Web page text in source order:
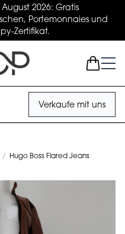
2026: Gratis
Portemonnaies und
Zertifikat.
Verkaufe mit uns
/ Hugo Boss Flared Jeans